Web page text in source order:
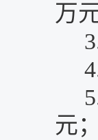
万
元